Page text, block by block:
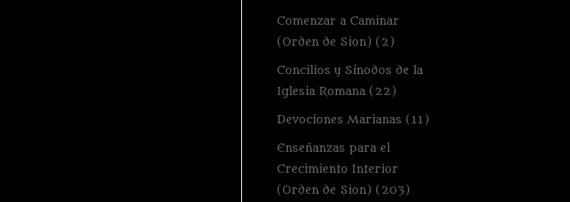
Comenzar a Caminar
(Orden de Sion) (2)
Concilios y Sínodos de la
Iglesia Romana (22)
Devociones Marianas (11)
Enseñanzas para el
Crecimiento Interior
(Orden de Sion) (203)